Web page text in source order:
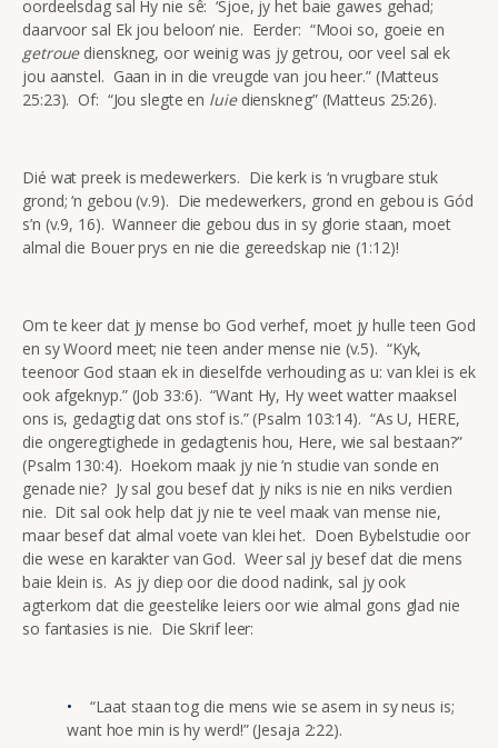
oordeelsdag sal Hy nie sê: ‘Sjoe, jy het baie gawes gehad;
daarvoor sal Ek jou beloon’ nie. Eerder: “Mooi so, goeie en
getrouedienskneg, oor weinig was jy getrou, oor veel sal ek
jou aanstel. Gaan in in die vreugde van jou heer.” (Matteus
25:23). Of: “Jou slegte en luiedienskneg” (Matteus 25:26).
Dié wat preek is medewerkers. Die kerk is ‘n vrugbare stuk
grond; ‘n gebou (v.9). Die medewerkers, grond en gebou is Gód
s’n (v.9, 16). Wanneer die gebou dus in sy glorie staan, moet
almal die Bouer prys en nie die gereedskap nie (1:12)!
Om te keer dat jy mense bo God verhef, moet jy hulle teen God
en sy Woord meet; nie teen ander mense nie (v.5). “Kyk,
teenoor God staan ek in dieselfde verhouding as u: van klei is ek
ook afgeknyp.” (Job 33:6). “Want Hy, Hy weet watter maaksel
ons is, gedagtig dat ons stof is.” (Psalm 103:14). “As U, HERE,
die ongeregtighede in gedagtenis hou, Here, wie sal bestaan?”
(Psalm 130:4). Hoekom maak jy nie ‘n studie van sonde en
genade nie? Jy sal gou besef dat jy niks is nie en niks verdien
nie. Dit sal ook help dat jy nie te veel maak van mense nie,
maar besef dat almal voete van klei het. Doen Bybelstudie oor
die wese en karakter van God. Weer sal jy besef dat die mens
baie klein is. As jy diep oor die dood nadink, sal jy ook
agterkom dat die geestelike leiers oor wie almal gons glad nie
so fantasies is nie. Die Skrif leer:
“Laat staan tog die mens wie se asem in sy neus is;
want hoe min is hy werd!” (Jesaja 2:22).